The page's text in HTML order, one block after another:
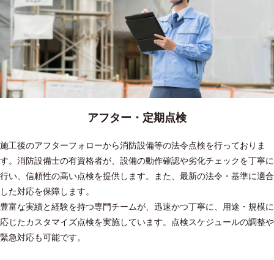
アフター・定期点検
施工後のアフターフォローから消防設備等の法令点検を行っておりま
す。消防設備士の有資格者が、設備の動作確認や劣化チェックを丁寧に
行い、信頼性の高い点検を提供します。また、最新の法令・基準に適合
した対応を保障します。
豊富な実績と経験を持つ専門チームが、迅速かつ丁寧に、用途・規模に
応じたカスタマイズ点検を実施しています。点検スケジュールの調整や
緊急対応も可能です。